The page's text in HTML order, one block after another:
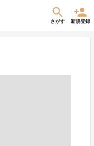
さがす 新規登録